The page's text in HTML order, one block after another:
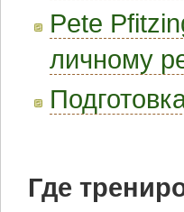
Pete
личному
Где